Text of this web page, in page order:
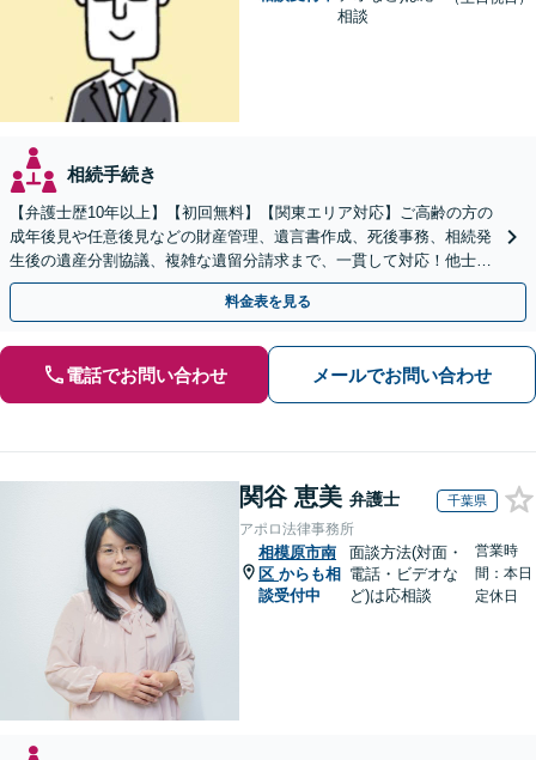
相談
相続手続き
【弁護士歴10年以上】【初回無料】【関東エリア対応】ご高齢の方の
成年後見や任意後見などの財産管理、遺言書作成、死後事務、相続発
生後の遺産分割協議、複雑な遺留分請求まで、一貫して対応！他士業
との連携力を活かした最適解の追求【WEB面談対応】
料金表を見る
電話でお問い合わせ メールでお問い合わせ
関谷 恵美 弁護士 千葉県
アポロ法律事務所
相模原市南
区 からも相
談受付中
面談方法(対面・
電話・ビデオな
ど)は応相談
営業時
間：本日
定休日